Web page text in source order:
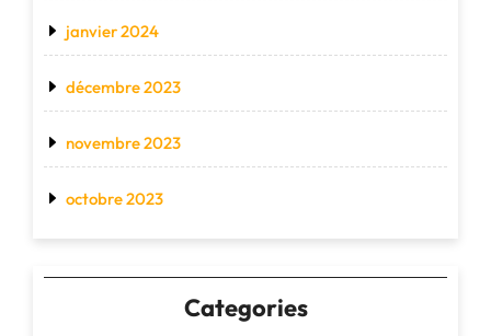
janvier 2024
décembre 2023
novembre 2023
octobre 2023
Categories